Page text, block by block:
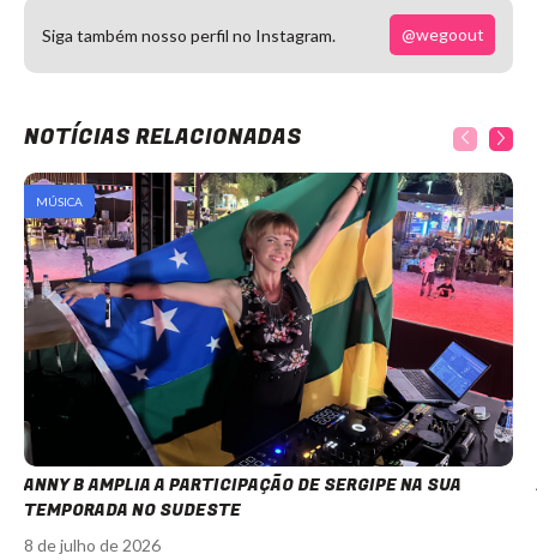
Siga também nosso perfil no Instagram. @wegoout
NOTÍCIAS RELACIONADAS
MÚSICA
ANNY B AMPLIA A PARTICIPAÇÃO DE SERGIPE NA SUA
TEMPORADA NO SUDESTE
8 de julho de 2026